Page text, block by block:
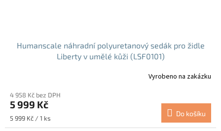
Humanscale náhradní polyuretanový sedák pro židle
Liberty v umělé kůži (LSF0101)
Vyrobeno na zakázku
4 958 Kč bez DPH
5 999 Kč
Měrná
cena:
5 999 Kč / 1 ks
Do košíku